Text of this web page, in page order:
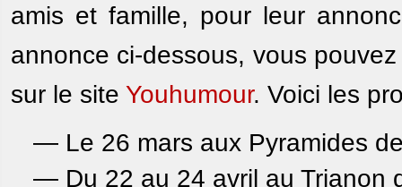
amis et famille, pour leur
annonce ci-dessous, vous
sur le site Youhumour. Voici les
— Le 26 mars aux Pyramides
— Du 22 au 24 avril au Trianon